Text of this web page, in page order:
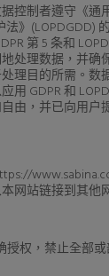
控制者遵守《通
法》(LOPDGDD)
第 5 条和
处理数据，并确
理目的所需。数
用 GDPR 和
由，并已向用户
网站链接到其他
确授权，禁止全部